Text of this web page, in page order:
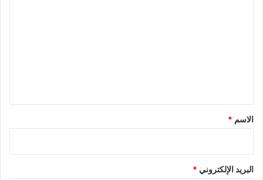
*
الاسم *
البريد الإلكتروني *